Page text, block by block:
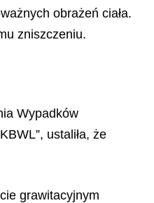
obrażeń ciała.
zniszczeniu.
Wypadków
ustaliła, że
grawitacyjnym